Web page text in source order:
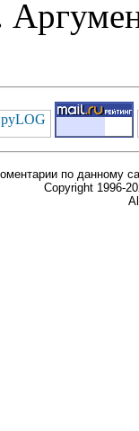
по данному
Copyright 1996-